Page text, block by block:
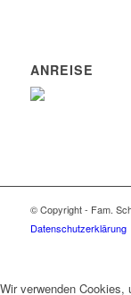
ANREISE
© Copyright - Fam.
Datenschutzerklärung
Wir verwenden Cookies,